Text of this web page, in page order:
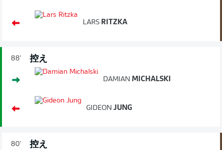
LARS RITZKA
88' 控え
DAMIAN MICHALSKI
GIDEON JUNG
80' 控え